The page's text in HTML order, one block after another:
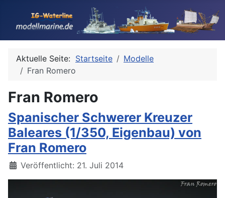
Aktuelle Seite: Startseite
Modelle
Fran Romero
Fran Romero
Spanischer Schwerer Kreuzer
Baleares (1/350, Eigenbau) von
Fran Romero
Details
Veröffentlicht: 21. Juli 2014